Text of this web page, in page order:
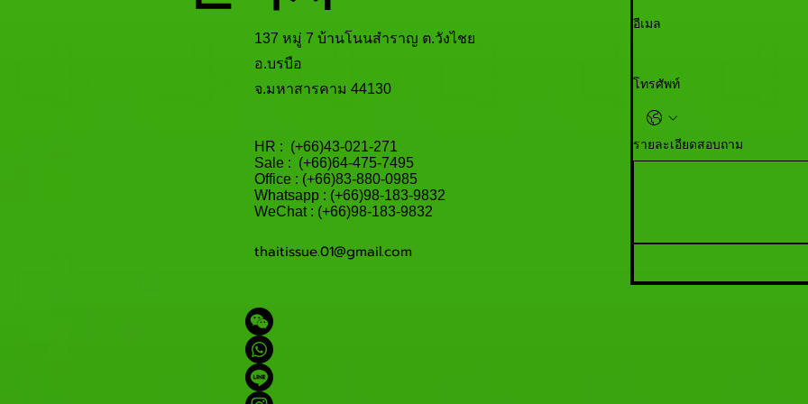
137 หมู่ 7 บ้านโนนสำราญ ต.วังไชย
อ.บรบือ
จ.มหาสารคาม 44130​
อีเมล
โทรศัพท์
รายละเอียดสอบถาม
HR : (+66)43-021-271
Sale : (+66)64-475-7495
Office : (+66)83-880-0985
​Whatsapp : (+66)98-183-9832
WeChat : (+66)98-183-9832
thaitissue.01@gmail.com